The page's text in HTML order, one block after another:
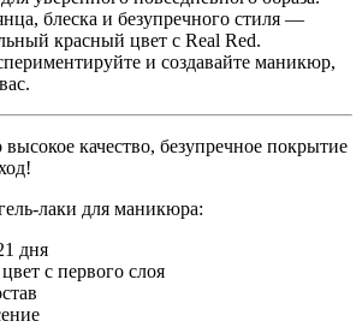
блеска и безупречного стиля —
красный цвет с Real Red.
и создавайте маникюр,
качество, безупречное покрытие
лаки для маникюра:
дня
с первого слоя